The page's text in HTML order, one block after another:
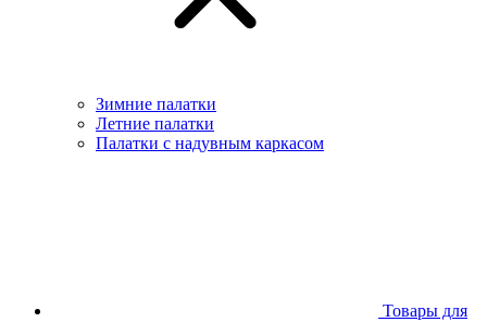
Зимние палатки
Летние палатки
Палатки с надувным каркасом
Товары для